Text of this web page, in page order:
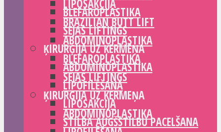
BLEFAROPLASTIKA
SEJAS LIFTINGS
ĶIRURĢIJA UZ ĶERMEŅA
ABDOMINOPLASTIKA
LIPOFILĒŠANA
LIPOSAKCIJA
STILBA AUGŠSTILBU PACELŠANA
LIPOSAKCIJA
BRAZILIAN BUTT LIFT
ABDOMINOPLASTIKA
BLEFAROPLASTIKA
SEJAS LIFTINGS
ĶIRURĢIJA UZ ĶERMEŅA
ABDOMINOPLASTIKA